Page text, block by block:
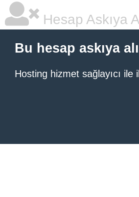
Hesap Askıya
Bu hesap askıya
Hosting hizmet sağlayıcı ile